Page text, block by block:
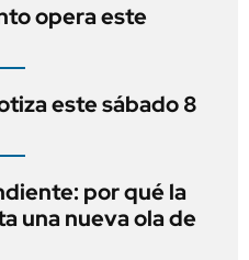
opera este
este sábado 8
por qué la
una nueva ola de